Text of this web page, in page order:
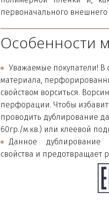
первоначального
Особенности
Уважаемые покупатели! В
материала,
свойством ворситься.
перфорации. Чтобы
проводить дублирование
60гр./м.кв.) или клеевой
Данное дублирование
свойства и предотвращает